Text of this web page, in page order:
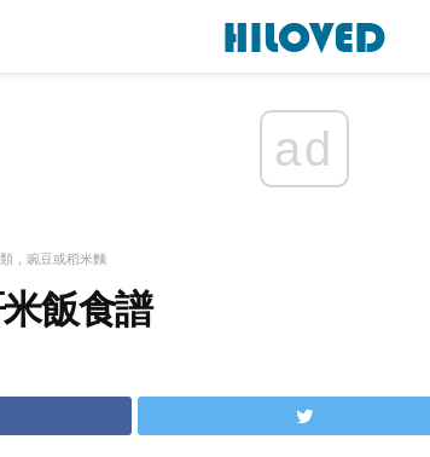
ad
，豌豆或稻米麵
飯食譜